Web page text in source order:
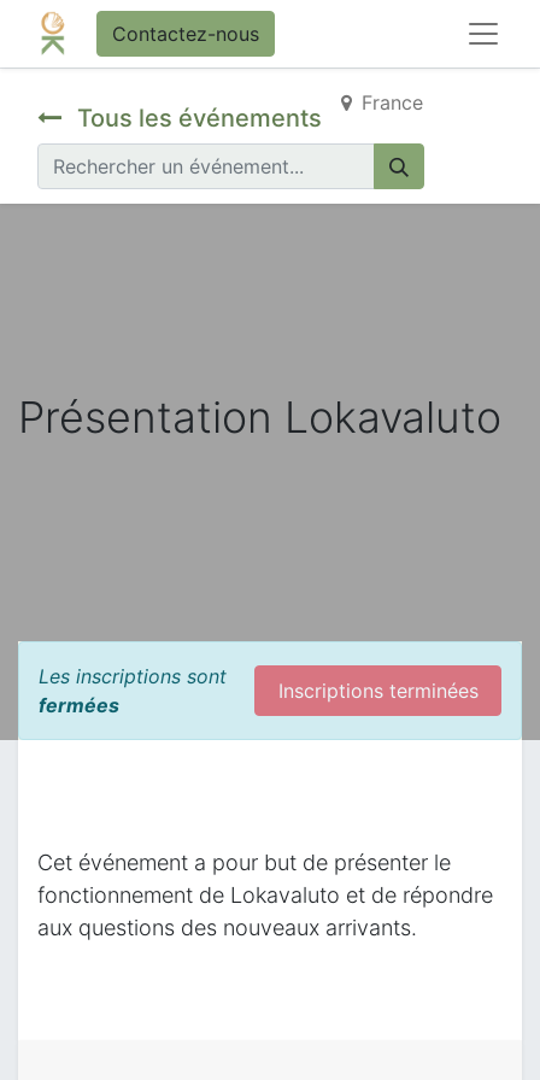
Contactez-nous
Tous les événements
France
Présentation Lokavaluto
Les inscriptions sont
fermées
Inscriptions terminées
Cet événement a pour but de présenter le
fonctionnement de Lokavaluto et de répondre
aux questions des nouveaux arrivants.